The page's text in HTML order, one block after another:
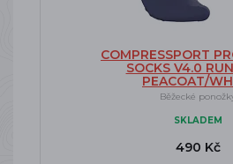
COMPRESSPORT
SOCKS V4.0
PEACOAT/
Běžecké
SKLADEM
490 Kč